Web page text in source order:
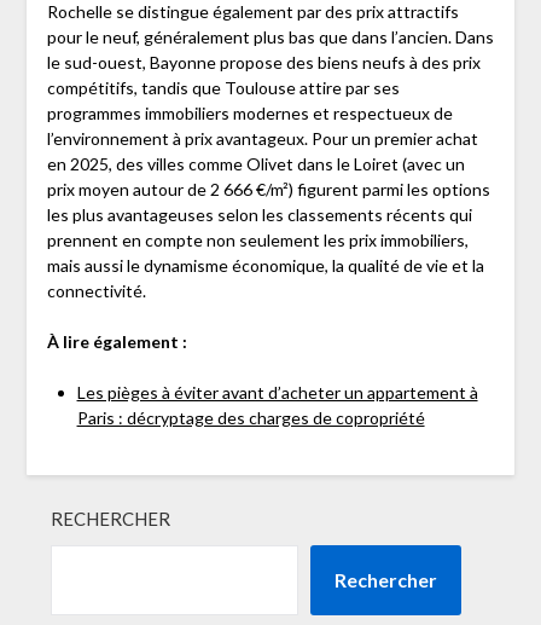
Rochelle se distingue également par des prix attractifs
pour le neuf, généralement plus bas que dans l’ancien. Dans
le sud-ouest, Bayonne propose des biens neufs à des prix
compétitifs, tandis que Toulouse attire par ses
programmes immobiliers modernes et respectueux de
l’environnement à prix avantageux. Pour un premier achat
en 2025, des villes comme Olivet dans le Loiret (avec un
prix moyen autour de 2 666 €/m²) figurent parmi les options
les plus avantageuses selon les classements récents qui
prennent en compte non seulement les prix immobiliers,
mais aussi le dynamisme économique, la qualité de vie et la
connectivité.
À lire également :
Les pièges à éviter avant d’acheter un appartement à
Paris : décryptage des charges de copropriété
RECHERCHER
Rechercher